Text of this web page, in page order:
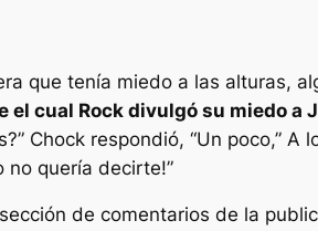
que tenía miedo a las alturas,
el cual Rock divulgó su miedo a
Chock respondió, “Un poco,” A
no quería decirte!”
de comentarios de la